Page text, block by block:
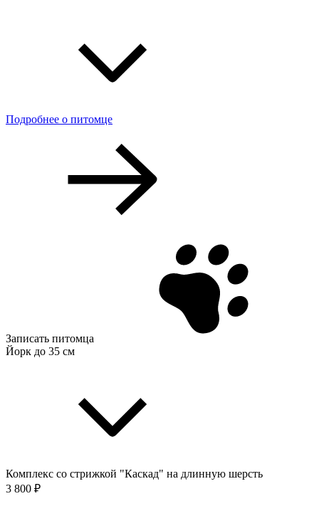
Подробнее о питомце
Записать питомца
Йорк до 35 см
Комплекс со стрижкой "Каскад" на длинную шерсть
3 800 ₽